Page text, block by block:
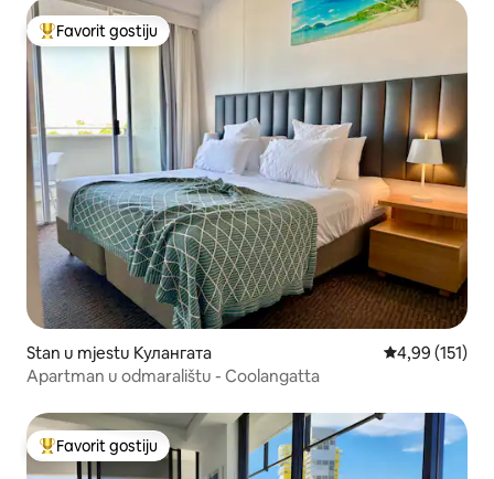
Glavni favorit gostiju
Favorit gostiju
Stan u mjestu Кулангата prosječna
4,99 (151)
Apartman u odmaralištu - Coolangatta
Glavni favorit gostiju
Favorit gostiju